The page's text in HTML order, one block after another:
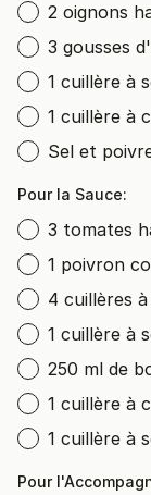
2 oignons
3 gousses
1 cuillère à
1 cuillère à
Sel et
Pour la Sauce:
3 tomates
1 poivron
4 cuillères
1 cuillère à
250 ml de
1 cuillère à
1 cuillère à
Pour